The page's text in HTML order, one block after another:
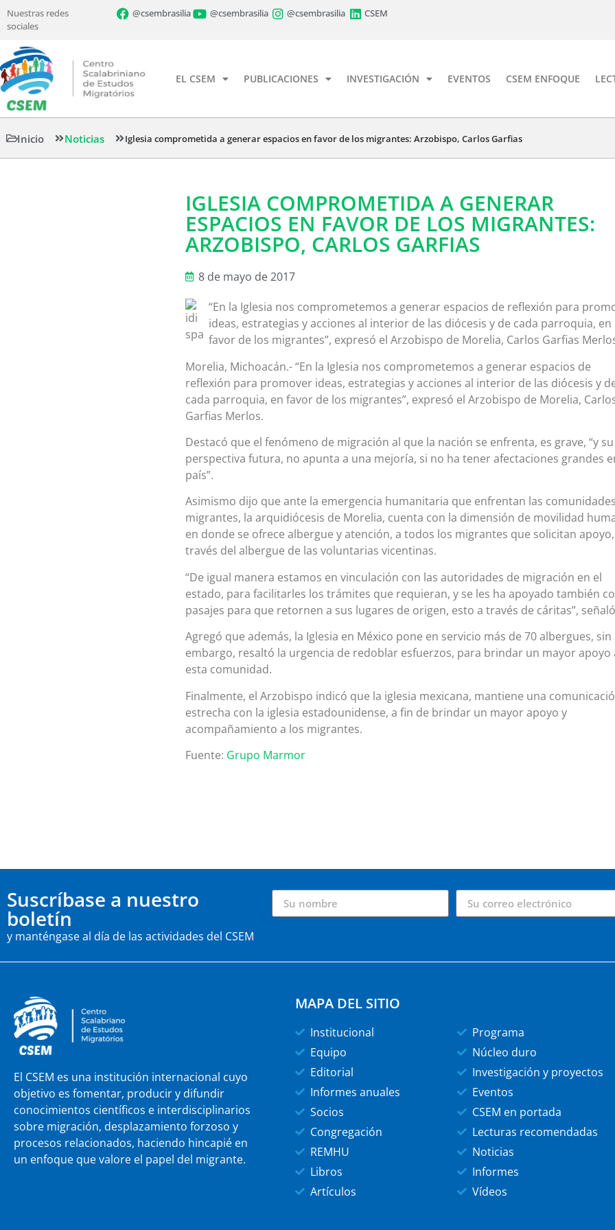
Nuestras redes
sociales
@csembrasilia @csembrasilia @csembrasilia CSEM
EL CSEM PUBLICACIONES INVESTIGACIÓN EVENTOS CSEM ENFOQUE
Inicio Noticias Iglesia comprometida a generar espacios en favor de los migrantes: Arzobispo, Carlos Garfias
IGLESIA COMPROMETIDA A GENERAR
ESPACIOS EN FAVOR DE LOS MIGRANTES:
ARZOBISPO, CARLOS GARFIAS
8 de mayo de 2017
“En la Iglesia nos comprometemos a generar espacios de reflexión para
ideas, estrategias y acciones al interior de las diócesis y de cada parroquia, en
favor de los migrantes”, expresó el Arzobispo de Morelia, Carlos Garfias
Morelia, Michoacán.- “En la Iglesia nos comprometemos a generar espacios de
reflexión para promover ideas, estrategias y acciones al interior de las diócesis y
cada parroquia, en favor de los migrantes”, expresó el Arzobispo de Morelia,
Garfias Merlos.
Destacó que el fenómeno de migración al que la nación se enfrenta, es grave, “y su
perspectiva futura, no apunta a una mejoría, si no ha tener afectaciones grandes
país”.
Asimismo dijo que ante la emergencia humanitaria que enfrentan las comunidades
migrantes, la arquidiócesis de Morelia, cuenta con la dimensión de movilidad
en donde se ofrece albergue y atención, a todos los migrantes que solicitan
través del albergue de las voluntarias vicentinas.
“De igual manera estamos en vinculación con las autoridades de migración en el
estado, para facilitarles los trámites que requieran, y se les ha apoyado también
pasajes para que retornen a sus lugares de origen, esto a través de cáritas”,
Agregó que además, la Iglesia en México pone en servicio más de 70 albergues, sin
embargo, resaltó la urgencia de redoblar esfuerzos, para brindar un mayor apoyo
esta comunidad.
Finalmente, el Arzobispo indicó que la iglesia mexicana, mantiene una
estrecha con la iglesia estadounidense, a fin de brindar un mayor apoyo y
acompañamiento a los migrantes.
Fuente: Grupo Marmor
Suscríbase a nuestro
boletín
y manténgase al día de las actividades del CSEM
El CSEM es una institución internacional cuyo
objetivo es fomentar, producir y difundir
conocimientos científicos e interdisciplinarios
sobre migración, desplazamiento forzoso y
procesos relacionados, haciendo hincapié en
un enfoque que valore el papel del migrante.
MAPA DEL SITIO
Institucional
Equipo
Editorial
Informes anuales
Socios
Congregación
REMHU
Libros
Artículos
Programa
Núcleo duro
Investigación y proyectos
Eventos
CSEM en portada
Lecturas recomendadas
Noticias
Informes
Vídeos